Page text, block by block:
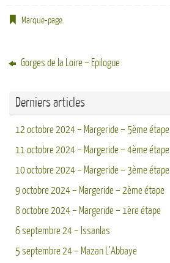
Marque-page.
Gorges de la Loire – Epilogue
Derniers articles
12 octobre 2024 – Margeride – 5ème étape
11 octobre 2024 – Margeride – 4ème étape
10 octobre 2024 – Margeride – 3ème étape
9 octobre 2024 – Margeride – 2ème étape
8 octobre 2024 – Margeride – 1ère étape
6 septembre 24 – Issanlas
5 septembre 24 – Mazan L’Abbaye